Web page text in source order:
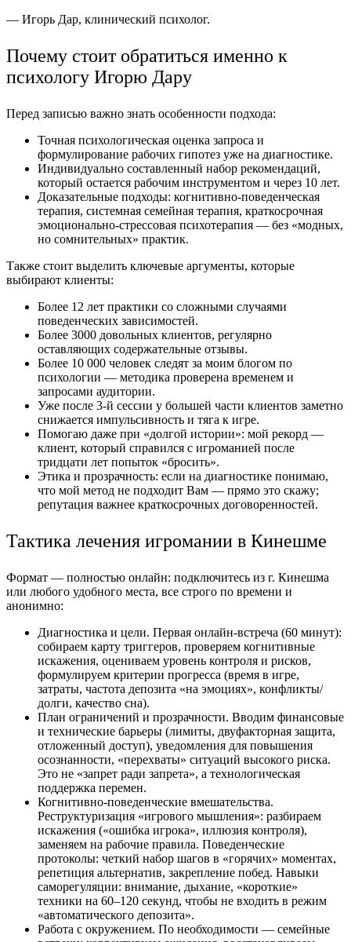
— Игорь Дар, клинический психолог.
Почему стоит обратиться именно к
психологу Игорю Дару
Перед записью важно знать особенности подхода:
Точная психологическая оценка запроса и
формулирование рабочих гипотез уже на диагностике.
Индивидуально составленный набор рекомендаций,
который остается рабочим инструментом и через 10 лет.
Доказательные подходы: когнитивно-поведенческая
терапия, системная семейная терапия, краткосрочная
эмоционально-стрессовая психотерапия — без «модных,
но сомнительных» практик.
Также стоит выделить ключевые аргументы, которые
выбирают клиенты:
Более 12 лет практики со сложными случаями
поведенческих зависимостей.
Более 3000 довольных клиентов, регулярно
оставляющих содержательные отзывы.
Более 10 000 человек следят за моим блогом по
психологии — методика проверена временем и
запросами аудитории.
Уже после 3-й сессии у большей части клиентов заметно
снижается импульсивность и тяга к игре.
Помогаю даже при «долгой истории»: мой рекорд —
клиент, который справился с игроманией после
тридцати лет попыток «бросить».
Этика и прозрачность: если на диагностике понимаю,
что мой метод не подходит Вам — прямо это скажу;
репутация важнее краткосрочных договоренностей.
Тактика лечения игромании в Кинешме
Формат — полностью онлайн: подключитесь из г. Кинешма
или любого удобного места, все строго по времени и
анонимно:
Диагностика и цели. Первая онлайн-встреча (60 минут):
собираем карту триггеров, проверяем когнитивные
искажения, оцениваем уровень контроля и рисков,
формулируем критерии прогресса (время в игре,
затраты, частота депозита «на эмоциях», конфликты/
долги, качество сна).
План ограничений и прозрачности. Вводим финансовые
и технические барьеры (лимиты, двуфакторная защита,
отложенный доступ), уведомления для повышения
осознанности, «перехваты» ситуаций высокого риска.
Это не «запрет ради запрета», а технологическая
поддержка перемен.
Когнитивно-поведенческие вмешательства.
Реструктуризация «игрового мышления»: разбираем
искажения («ошибка игрока», иллюзия контроля),
заменяем на рабочие правила. Поведенческие
протоколы: четкий набор шагов в «горячих» моментах,
репетиция альтернатив, закрепление побед. Навыки
саморегуляции: внимание, дыхание, «короткие»
техники на 60–120 секунд, чтобы не входить в режим
«автоматического депозита».
Работа с окружением. По необходимости — семейные